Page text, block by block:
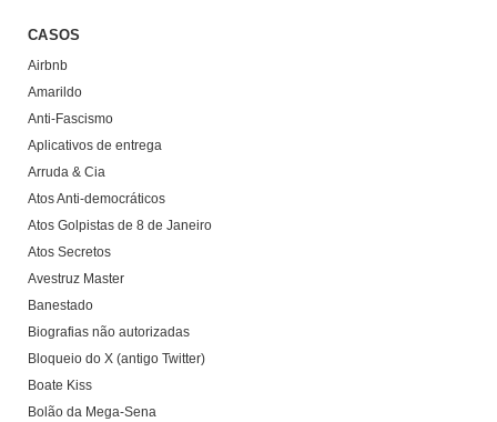
CASOS
Airbnb
Amarildo
Anti-Fascismo
Aplicativos de entrega
Arruda & Cia
Atos Anti-democráticos
Atos Golpistas de 8 de Janeiro
Atos Secretos
Avestruz Master
Banestado
Biografias não autorizadas
Bloqueio do X (antigo Twitter)
Boate Kiss
Bolão da Mega-Sena